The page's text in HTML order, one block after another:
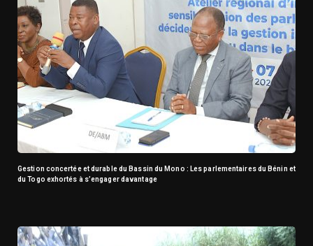
Gestion concertée et durable du Bassin du Mono : Les parlementaires du Bénin et
du Togo exhortés à s’engager davantage